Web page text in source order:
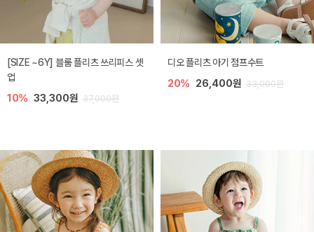
[SIZE ~6Y] 블룸 플리츠 쓰리피스 셋
업
10% 33,300원 37,000원
디오 플리츠 아기 점프수트
20% 26,400원 33,000원